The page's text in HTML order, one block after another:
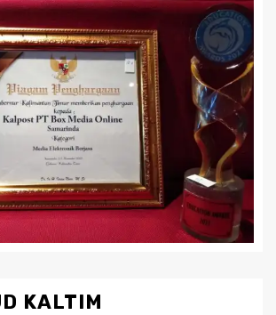
KALTIM